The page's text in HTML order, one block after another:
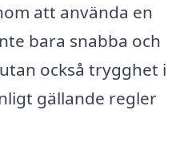
att använda en
bara snabba och
också trygghet i
gällande regler